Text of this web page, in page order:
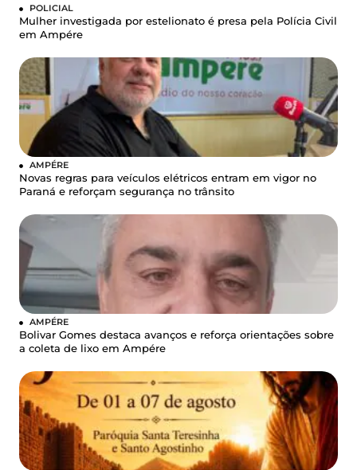
POLICIAL
Mulher investigada por estelionato é presa pela Polícia Civil
em Ampére
AMPÉRE
Novas regras para veículos elétricos entram em vigor no
Paraná e reforçam segurança no trânsito
AMPÉRE
Bolivar Gomes destaca avanços e reforça orientações sobre
a coleta de lixo em Ampére